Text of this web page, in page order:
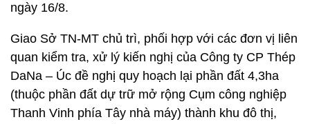
ngày 16/8.
Giao Sở TN-MT chủ trì, phối hợp với các đơn vị liên
quan kiểm tra, xử lý kiến nghị của Công ty CP Thép
DaNa – Úc đề nghị quy hoạch lại phần đất 4,3ha
(thuộc phần đất dự trữ mở rộng Cụm công nghiệp
Thanh Vinh phía Tây nhà máy) thành khu đô thị,